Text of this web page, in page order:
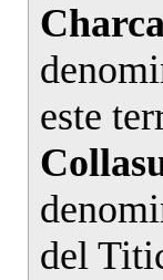
este
del